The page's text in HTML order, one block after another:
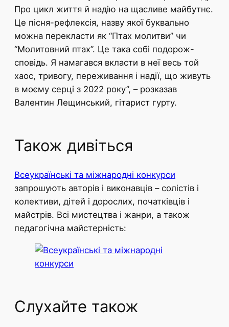
Про цикл життя й надію на щасливе майбутнє.
Це пісня-рефлексія, назву якої буквально
можна перекласти як “Птах молитви” чи
“Молитовний птах”. Це така собі подорож-
сповідь. Я намагався вкласти в неї весь той
хаос, тривогу, переживання і надії, що живуть
в моєму серці з 2022 року”, – розказав
Валентин Лещинський, гітарист гурту.
Також дивіться
Всеукраїнські та міжнародні конкурси
запрошують авторів і виконавців – солістів і
колективи, дітей і дорослих, початківців і
майстрів. Всі мистецтва і жанри, а також
педагогічна майстерність:
Слухайте також